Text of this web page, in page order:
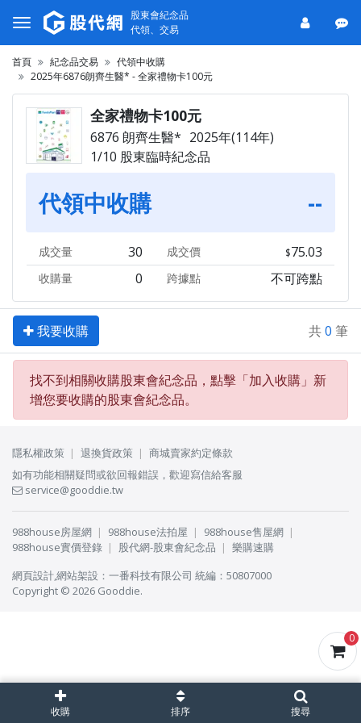
0
股東會紀念品
代領、交易
首頁 紀念品交易
代領中收購
2025年6876朗齊生醫* - 全家禮物卡100元
全家禮物卡100元
6876 朗齊生醫* 2025年(114年)
1/10 股東臨時紀念品
代領中收購 --
成交量 30 成交價 75.03
收購量 0 跨據點 不可跨點
我要收購 共0 筆
找不到相關收購股東會紀念品，點擊「加入收購 」新
增您要收購的股東會紀念品。
收購 排序 搜尋
隱私權政策 退換貨政策
商城賣家約定條款
如有功能相關疑問或欲回報錯誤，歡迎寫信給客服
service@gooddie.tw
988house房屋網 988house法拍屋
988house售屋網
988house實價登錄
股代網-股東會紀念品
樂購速購
網頁設計,網站架設 ： 一番科技有限公司 統編：50807000
Copyright © 2026 Gooddie.